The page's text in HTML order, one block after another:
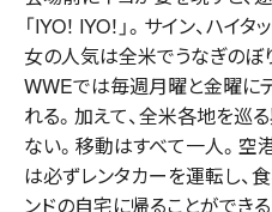
「IYO！ IYO！」。サイン、ハイ
女の人気は全米でうなぎのぼ
WWEでは毎週月曜と金曜に
れる。加えて、全米各地を巡
ない。移動はすべて一人。空
は必ずレンタカーを運転し、
ンドの自宅に帰ることができ